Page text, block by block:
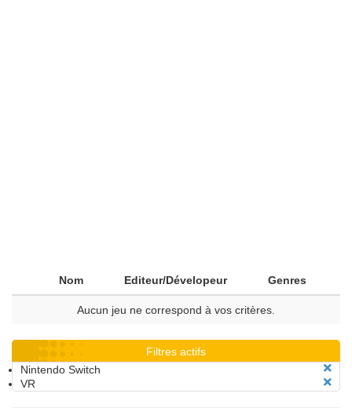
Nom Editeur/Dévelopeur Genres
Aucun jeu ne correspond à vos critères.
Filtres actifs
Nintendo Switch
VR